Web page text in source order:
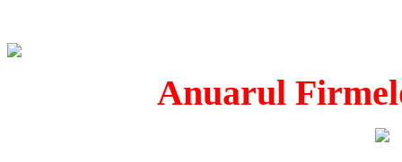
Anuarul